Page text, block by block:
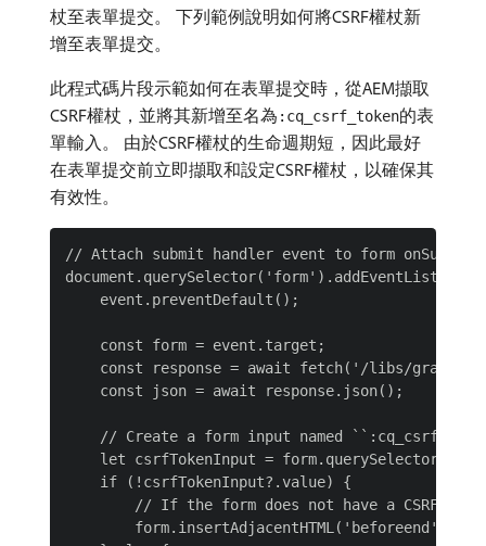
杖至表單提交。 下列範例說明如何將CSRF權杖新
增至表單提交。
此程式碼片段示範如何在表單提交時，從AEM擷取
CSRF權杖，並將其新增至名為 :cq_csrf_token的表
單輸入。 由於CSRF權杖的生命週期短，因此最好
在表單提交前立即擷取和設定CSRF權杖，以確保其
有效性。
// Attach submit handler event to form onSubmit
    event.preventDefault();
    const form = event.target;
const response = await fetch('/libs/
    const json = await response.json();
// Create a form input named
let csrfTokenInput =
    if (!csrfTokenInput?.value) {
// If the form does not have a CSRF
form.insertAdjacentHTML('beforeend',